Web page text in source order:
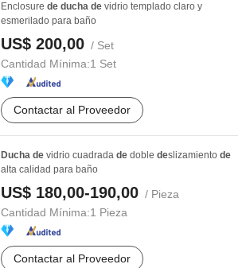
Enclosure de ducha de vidrio templado claro y
esmerilado para baño
US$ 200,00 / Set
Cantidad Mínima:1 Set
Contactar al Proveedor
Ducha de vidrio cuadrada de doble deslizamiento de
alta calidad para baño
US$ 180,00-190,00 / Pieza
Cantidad Mínima:1 Pieza
Contactar al Proveedor